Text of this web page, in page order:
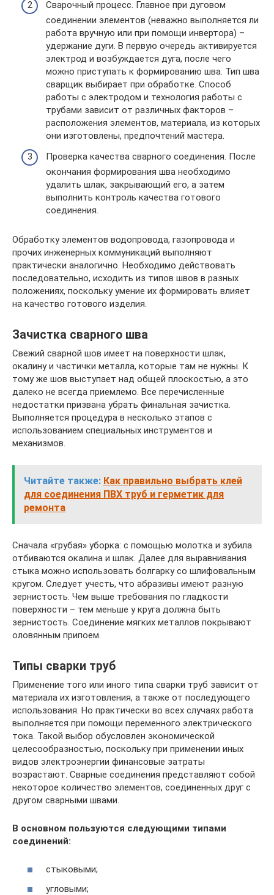
Сварочный процесс. Главное при дуговом
соединении элементов (неважно выполняется ли
работа вручную или при помощи инвертора) –
удержание дуги. В первую очередь активируется
электрод и возбуждается дуга, после чего
можно приступать к формированию шва. Тип шва
сварщик выбирает при обработке. Способ
работы с электродом и технология работы с
трубами зависит от различных факторов –
расположения элементов, материала, из которых
они изготовлены, предпочтений мастера.
Проверка качества сварного соединения. После
окончания формирования шва необходимо
удалить шлак, закрывающий его, а затем
выполнить контроль качества готового
соединения.
Обработку элементов водопровода, газопровода и
прочих инженерных коммуникаций выполняют
практически аналогично. Необходимо действовать
последовательно, исходить из типов швов в разных
положениях, поскольку умение их формировать влияет
на качество готового изделия.
Зачистка сварного шва
Свежий сварной шов имеет на поверхности шлак,
окалину и частички металла, которые там не нужны. К
тому же шов выступает над общей плоскостью, а это
далеко не всегда приемлемо. Все перечисленные
недостатки призвана убрать финальная зачистка.
Выполняется процедура в несколько этапов с
использованием специальных инструментов и
механизмов.
Читайте также: Как правильно выбрать клей
для соединения ПВХ труб и герметик для
ремонта
Сначала «грубая» уборка: с помощью молотка и зубила
отбиваются окалина и шлак. Далее для выравнивания
стыка можно использовать болгарку со шлифовальным
кругом. Следует учесть, что абразивы имеют разную
зернистость. Чем выше требования по гладкости
поверхности – тем меньше у круга должна быть
зернистость. Соединение мягких металлов покрывают
оловянным припоем.
Типы сварки труб
Применение того или иного типа сварки труб зависит от
материала их изготовления, а также от последующего
использования. Но практически во всех случаях работа
выполняется при помощи переменного электрического
тока. Такой выбор обусловлен экономической
целесообразностью, поскольку при применении иных
видов электроэнергии финансовые затраты
возрастают. Сварные соединения представляют собой
некоторое количество элементов, соединенных друг с
другом сварными швами.
В основном пользуются следующими типами
соединений:
стыковыми;
угловыми;